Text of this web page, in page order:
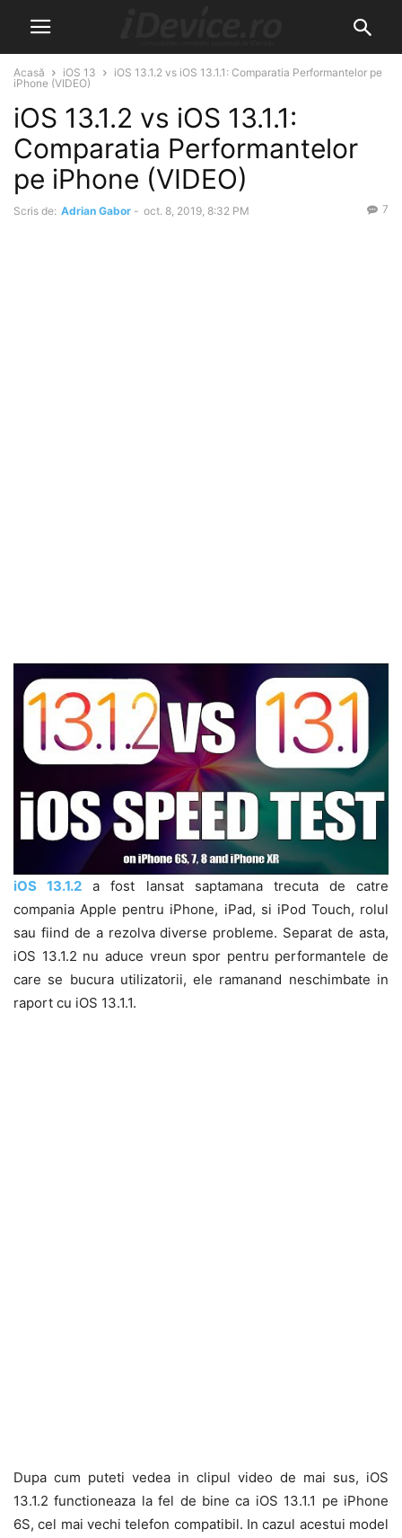
Acasă iOS 13
iOS 13.1.2 vs iOS 13.1.1: Comparatia Performantelor pe
iPhone (VIDEO)
iOS 13.1.2 vs iOS 13.1.1:
Comparatia Performantelor
pe iPhone (VIDEO)
Scris de: Adrian Gabor - oct. 8, 2019, 8:32 PM 7
iOS 13.1.2 a fost lansat saptamana trecuta de catre
compania Apple pentru iPhone, iPad, si iPod Touch, rolul
sau fiind de a rezolva diverse probleme. Separat de asta,
iOS 13.1.2 nu aduce vreun spor pentru performantele de
care se bucura utilizatorii, ele ramanand neschimbate in
raport cu iOS 13.1.1.
Dupa cum puteti vedea in clipul video de mai sus, iOS
13.1.2 functioneaza la fel de bine ca iOS 13.1.1 pe iPhone
6S, cel mai vechi telefon compatibil. In cazul acestui model